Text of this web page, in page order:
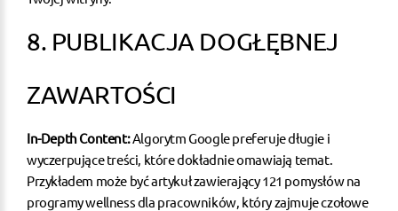
8. PUBLIKACJA DOGŁĘBNEJ
ZAWARTOŚCI
In-Depth Content:Algorytm Google preferuje długie i
wyczerpujące treści, które dokładnie omawiają temat.
Przykładem może być artykuł zawierający 121 pomysłów na
programy wellness dla pracowników, który zajmuje czołowe